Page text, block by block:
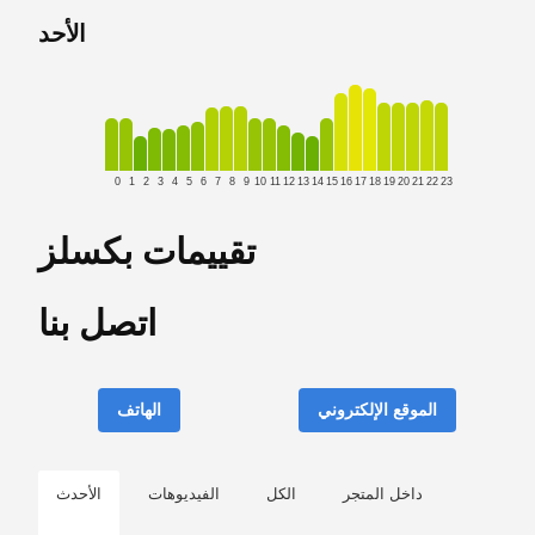
الأحد
0 1 2 3 4 5 6 7 8 9 10 11 12 13 14 15 16 17 18 19 20 21 22 23
تقييمات بكسلز
اتصل بنا
الهاتف الموقع الإلكتروني
الأحدث الفيديوهات الكل داخل المتجر